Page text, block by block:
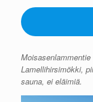
Lamellihirsimökki,
sauna, ei eläimiä.